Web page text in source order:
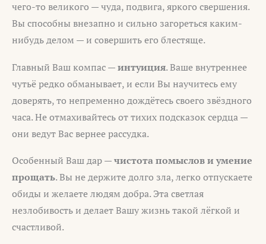
чего-то великого — чуда, подвига, яркого свершения.
Вы способны внезапно и сильно загореться каким-
нибудь делом — и совершить его блестяще.
Главный Ваш компас —интуиция. Ваше внутреннее
чутьё редко обманывает, и если Вы научитесь ему
доверять, то непременно дождётесь своего звёздного
часа. Не отмахивайтесь от тихих подсказок сердца —
они ведут Вас вернее рассудка.
Особенный Ваш дар —чистота помыслов и умение
прощать. Вы не держите долго зла, легко отпускаете
обиды и желаете людям добра. Эта светлая
незлобивость и делает Вашу жизнь такой лёгкой и
счастливой.